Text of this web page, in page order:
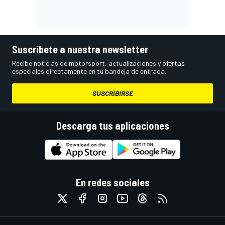
Suscríbete a nuestra newsletter
Recibe noticias de motorsport, actualizaciones y ofertas
especiales directamente en tu bandeja de entrada.
SUSCRIBIRSE
Descarga tus aplicaciones
En redes sociales